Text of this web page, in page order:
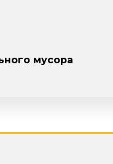
мусора